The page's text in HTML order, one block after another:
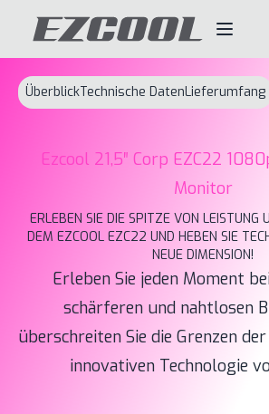
ÜberblickTechnische DatenLieferumfang
Ezcool 21,5″ Corp EZC22
Monitor
ERLEBEN SIE DIE SPITZE VON LEISTUNG
DEM EZCOOL EZC22 UND HEBEN SIE
NEUE DIMENSION!
Erleben Sie jeden Moment
schärferen und nahtlosen
überschreiten Sie die Grenzen
innovativen Technologie